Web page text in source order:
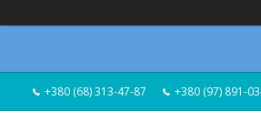
+380 (68) 313-47-87 +380 (97) 891-